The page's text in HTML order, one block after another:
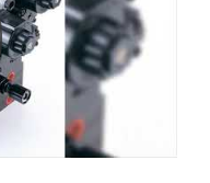
Ocean HydraulicsÚvodní